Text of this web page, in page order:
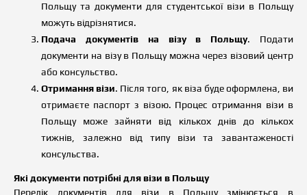
Польщу та документи для студентської візи в Польщу
можуть відрізнятися.
Подача документів на візу в Польщу. Подати
документи на візу в Польщу можна через візовий центр
або консульство.
Отримання візи. Після того, як віза буде оформлена, ви
отримаєте паспорт з візою. Процес отримання візи в
Польщу може зайняти від кількох днів до кількох
тижнів, залежно від типу візи та завантаженості
консульства.
Які документи потрібні для візи в Польщу
Перелік документів для візи в Польщу змінюється в